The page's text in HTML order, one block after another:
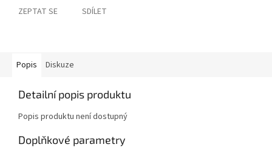
ZEPTAT SE SDÍLET
Popis Diskuze
Detailní popis produktu
Popis produktu není dostupný
Doplňkové parametry